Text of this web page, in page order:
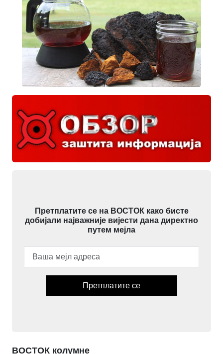
Претплатите се на ВОСТОК како бисте
добијали најважније вијести дана директно
путем мејла
Претплатите се
ВОСТОК колумне